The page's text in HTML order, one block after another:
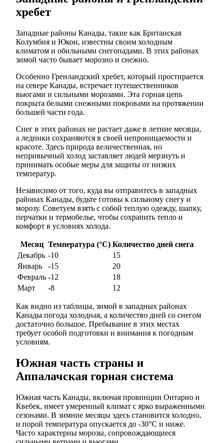
хребет
Западные районы Канады, такие как Британская
Колумбия и Юкон, известны своим холодным
климатом и обильными снегопадами. В этих районах
зимой часто бывает морозно и снежно.
Особенно Гренландский хребет, который простирается
на севере Канады, встречает путешественников
вьюгами и сильными морозами. Эта горная цепь
покрыта белыми снежными покровами на протяжении
большей части года.
Снег в этих районах не растает даже в летние месяцы,
а ледники сохраняются в своей непроницаемости и
красоте. Здесь природа величественная, но
непривычный холод заставляет людей мерзнуть и
принимать особые меры для защиты от низких
температур.
Независимо от того, куда вы отправитесь в западных
районах Канады, будьте готовы к сильному снегу и
морозу. Советуем взять с собой теплую одежду, шапку,
перчатки и термобелье, чтобы сохранить тепло и
комфорт в условиях холода.
Месяц Температура (°C) Количество дней снега
Декабрь -10
15
Январь
-15
20
Февраль -12
18
Март
-8 12
Как видно из таблицы, зимой в западных районах
Канады погода холодная, а количество дней со снегом
достаточно большое. Пребывание в этих местах
требует особой подготовки и внимания к погодным
условиям.
Южная часть страны и
Аппалачская горная система
Южная часть Канады, включая провинции Онтарио и
Квебек, имеет умеренный климат с ярко выраженными
сезонами. В зимние месяцы здесь становится холодно,
и порой температура опускается до -30°C и ниже.
Часто характерны морозы, сопровождающиеся